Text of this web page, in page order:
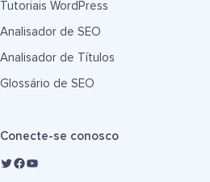
Tutoriais WordPress
Analisador de SEO
Analisador de Títulos
Glossário de SEO
Conecte-se conosco